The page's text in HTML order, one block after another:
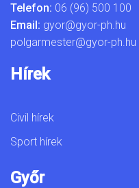
Telefon: 06 (96) 500 100
Email: gyor@gyor-ph.hu
polgarmester@gyor-ph.hu
Hírek
Civil hírek
Sport hírek
Győr